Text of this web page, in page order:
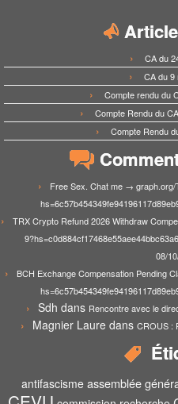
CA du
CA du 9
Compte rendu du
Compte Rendu du
Compte Rendu
Free Sex. Chat me →
TRX Crypto Refund 2026 Withdraw
08/
BCH Exchange Compensation Pending
Sdh dans Rencontre avec le
Magnier Laure dans CROUS :
antifascisme assemblée